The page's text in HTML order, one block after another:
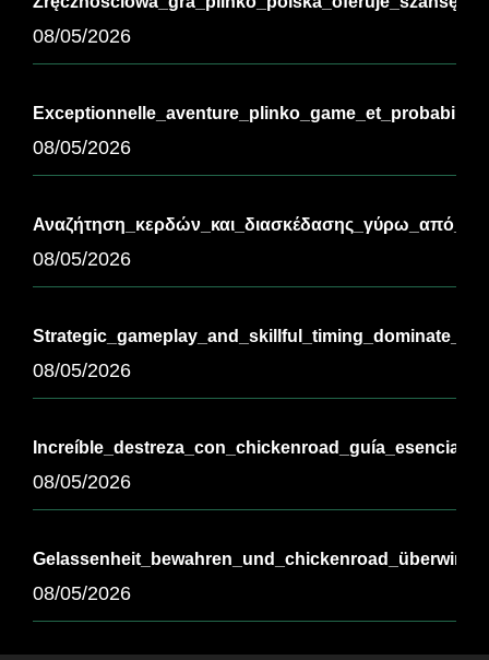
08/05/2026
08/05/2026
Αναζήτηση_κερδών_και_διασκέδασης_γύρω_από_τ-
08/05/2026
08/05/2026
08/05/2026
08/05/2026